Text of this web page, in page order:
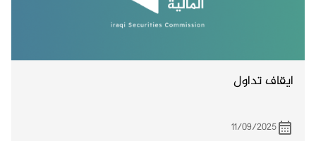
ايقاف تداول
11/09/2025